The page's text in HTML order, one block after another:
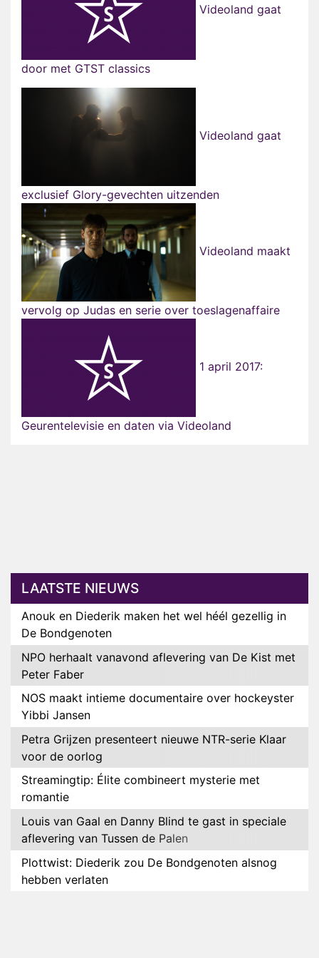
Videoland gaat
door met GTST classics
Videoland gaat
exclusief Glory-gevechten uitzenden
Videoland maakt
vervolg op Judas en serie over toeslagenaffaire
1 april 2017:
Geurentelevisie en daten via Videoland
LAATSTE NIEUWS
Anouk en Diederik maken het wel héél gezellig in
De Bondgenoten
NPO herhaalt vanavond aflevering van De Kist met
Peter Faber
NOS maakt intieme documentaire over hockeyster
Yibbi Jansen
Petra Grijzen presenteert nieuwe NTR-serie Klaar
voor de oorlog
Streamingtip: Élite combineert mysterie met
romantie
Louis van Gaal en Danny Blind te gast in speciale
aflevering van Tussen de Palen
Plottwist: Diederik zou De Bondgenoten alsnog
hebben verlaten